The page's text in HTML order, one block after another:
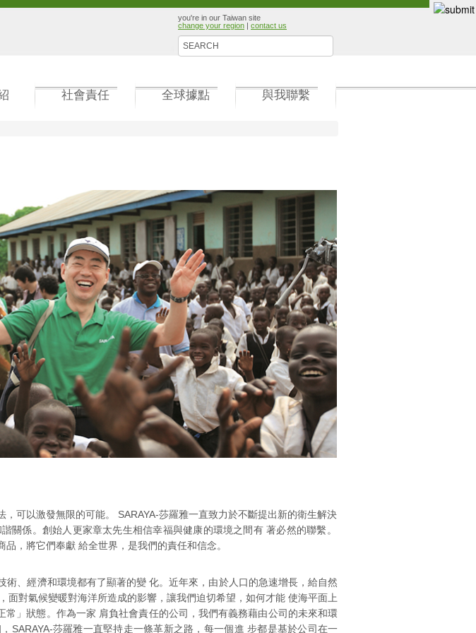
you're in our Taiwan site
change your region | contact us
社會責任 全球據點 與我聯繫
可以激發無限的可能。 SARAYA-莎羅雅一直致力於不斷提出新的衛生解決
關係。創始人更家章太先生相信幸福與健康的環境之間有 著必然的聯繫。
，將它們奉獻 給全世界，是我們的責任和信念。
術、經濟和環境都有了顯著的變 化。近年來，由於人口的急速增長，給自然
面對氣候變暖對海洋所造成的影響，讓我們迫切希望，如何才能 使海平面上
常」狀態。作為一家 肩負社會責任的公司，我們有義務藉由公司的未來和環
SARAYA-莎羅雅一直堅持走一條革新之路，每一個進 步都是基於公司在一